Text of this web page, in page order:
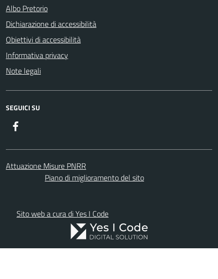
Albo Pretorio
Dichiarazione di accessibilità
Obiettivi di accessibilità
Informativa privacy
Note legali
SEGUICI SU
Attuazione Misure PNRR
Piano di miglioramento del sito
Sito web a cura di Yes I Code